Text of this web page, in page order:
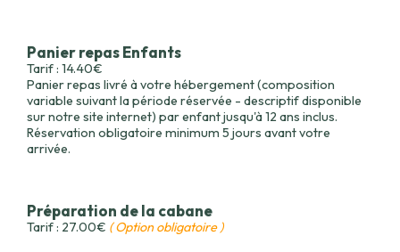
Panier repas Enfants
Tarif : 14.40€
Panier repas livré à votre hébergement (composition
variable suivant la période réservée - descriptif disponible
sur notre site internet) par enfant jusqu'à 12 ans inclus.
Réservation obligatoire minimum 5 jours avant votre
arrivée.
Préparation de la cabane
Tarif : 27.00€ ( Option obligatoire )